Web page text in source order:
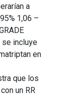
a
1,06 –
se incluye
en
que los
un RR